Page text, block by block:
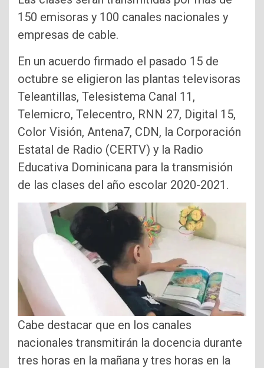
150 emisoras y 100 canales nacionales y
empresas de cable.
En un acuerdo firmado el pasado 15 de
octubre se eligieron las plantas televisoras
Teleantillas, Telesistema Canal 11,
Telemicro, Telecentro, RNN 27, Digital 15,
Color Visión, Antena7, CDN, la Corporación
Estatal de Radio (CERTV) y la Radio
Educativa Dominicana para la transmisión
de las clases del año escolar 2020-2021.
Cabe destacar que en los canales
nacionales transmitirán la docencia durante
tres horas en la mañana y tres horas en la